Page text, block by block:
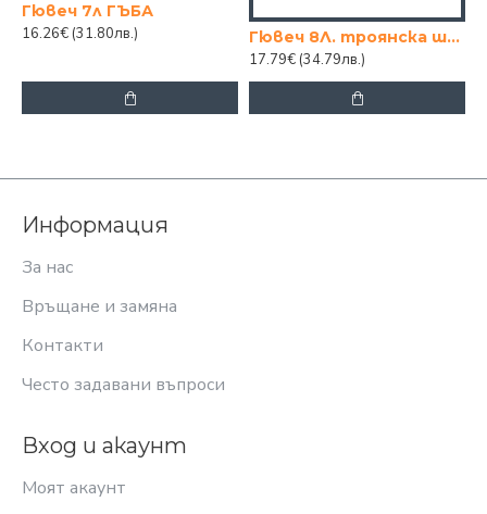
Гювеч 7л ГЪБА
16.26€ (31.80лв.)
Гювеч 8Л. троянска шарка
17.79€ (34.79лв.)
Информация
За нас
Връщане и замяна
Контакти
Често задавани въпроси
Вход и акаунт
Моят акаунт